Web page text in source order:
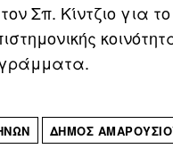
Σπ. Κίντζιο για
ΔΉΜΟΣ